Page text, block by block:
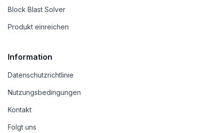
Block Blast Solver
Produkt einreichen
Information
Datenschutzrichtlinie
Nutzungsbedingungen
Kontakt
Folgt uns